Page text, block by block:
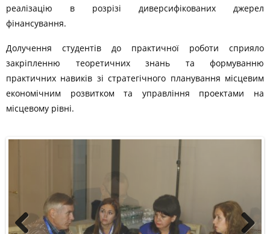
реалізацію в розрізі диверсифікованих джерел
фінансування.
Долучення студентів до практичної роботи сприяло
закріпленню теоретичних знань та формуванню
практичних навиків зі стратегічного планування місцевим
економічним розвитком та управління проектами на
місцевому рівні.